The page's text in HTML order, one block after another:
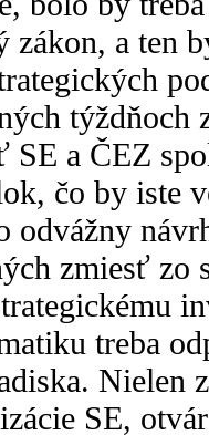
zákon, a ten
a ČEZ
čo by iste
odvážny
zmiesť zo
treba
Nielen
SE,